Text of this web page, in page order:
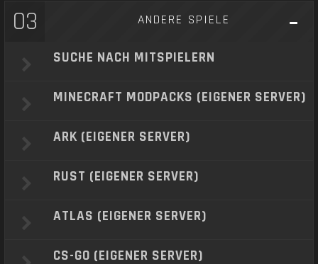
03 ANDERE SPIELE
SUCHE NACH MITSPIELERN
MINECRAFT MODPACKS (EIGENER SERVER)
ARK (EIGENER SERVER)
RUST (EIGENER SERVER)
ATLAS (EIGENER SERVER)
CS-GO (EIGENER SERVER)